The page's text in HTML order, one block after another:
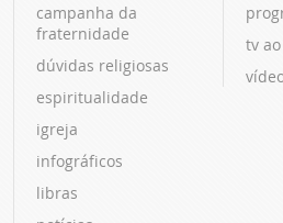
campanha da
fraternidade
dúvidas religiosas
espiritualidade
igreja
infográficos
libras
tv